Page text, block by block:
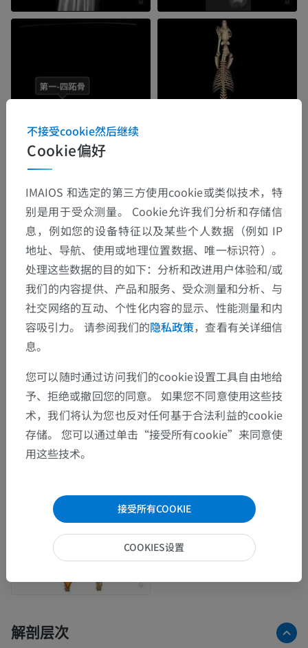
解剖层次
Cookie偏好
不接受cookie然后继续
IMAIOS 和选定的第三方使用cookie或类似技术，特
别是用于受众测量。 Cookie允许我们分析和存储信
息，例如您的设备特征以及某些个人数据（例如 IP
地址、导航、使用或地理位置数据、唯一标识符）。
处理这些数据的目的如下：分析和改进用户体验和/或
我们的内容提供、产品和服务、受众测量和分析、与
社交网络的互动、个性化内容的显示、性能测量和内
容吸引力。 请参阅我们的隐私政策，查看有关详细信
息。
您可以随时通过访问我们的cookie设置工具自由地给
予、拒绝或撤回您的同意。 如果您不同意使用这些技
术，我们将认为您也反对任何基于合法利益的cookie
存储。 您可以通过单击“接受所有cookie”来同意使
用这些技术。
接受所有COOKIE
COOKIES设置